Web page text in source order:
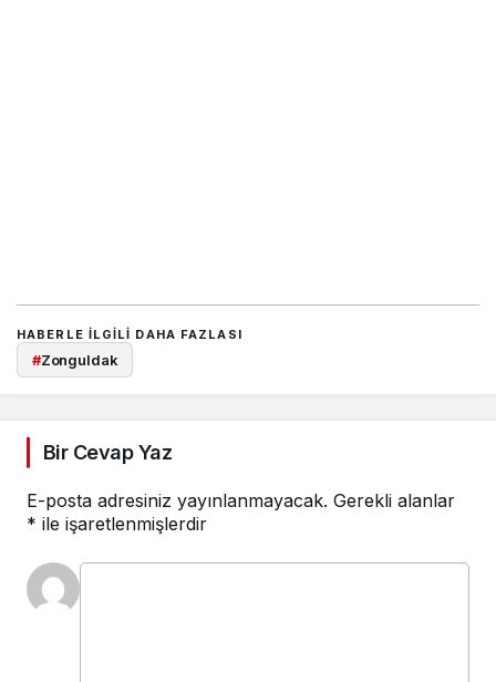
HABERLE ILGILI DAHA FAZLASI
#Zonguldak
Bir Cevap Yaz
E-posta adresiniz yayınlanmayacak. Gerekli alanlar
* ile işaretlenmişlerdir